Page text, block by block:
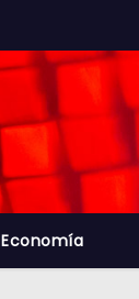
Economía